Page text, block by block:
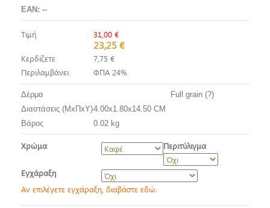
EAN: --
Τιμή 31,00 €
23,25 €
Κερδίζετε
7,75 €
Περιλαμβάνει
ΦΠΑ 24%
Δέρμα
Full grain (?)
Διαστάσεις (ΜxΠxΥ)4.00x1.80x14.50 CM
Βάρος
0.02 kg
Χρώμα Περιτύλιγμα
Εγχάραξη
Αν επιλέγετε εγχάραξη, διαβάστε εδώ.